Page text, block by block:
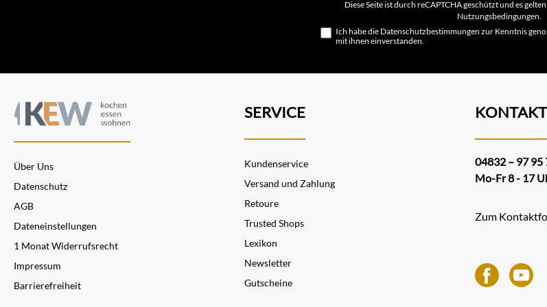
Diese Seite ist durch reCAPTCHA geschützt und es
Nutzungsbedingungen
Ich habe die Datenschutzbestimmungen zur Kenntnis
mit ihnen einverstanden.
Über Uns
Datenschutz
AGB
Dateneinstellungen
1 Monat Widerrufsrecht
Impressum
Barrierefreiheit
SERVICE
Kundenservice
Versand und Zahlung
Retoure
Trusted Shops
Lexikon
Newsletter
Gutscheine
KONTAKT
04832 – 97 95
Mo-Fr 8 - 17
Zum